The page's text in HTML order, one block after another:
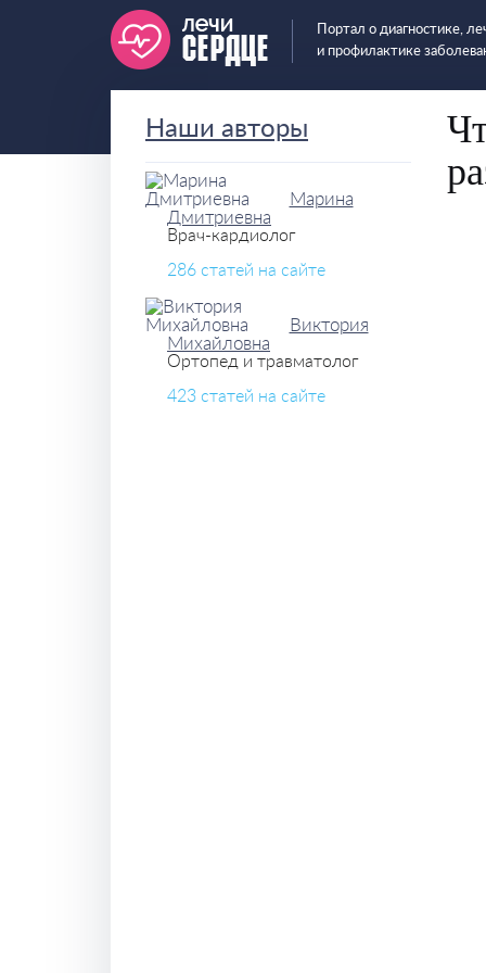
Портал о диагностике,
и профилактике
Наши авторы
Марина
Дмитриевна
Врач-кардиолог
286 статей на сайте
Виктория
Михайловна
Ортопед и травматолог
423 статей на сайте